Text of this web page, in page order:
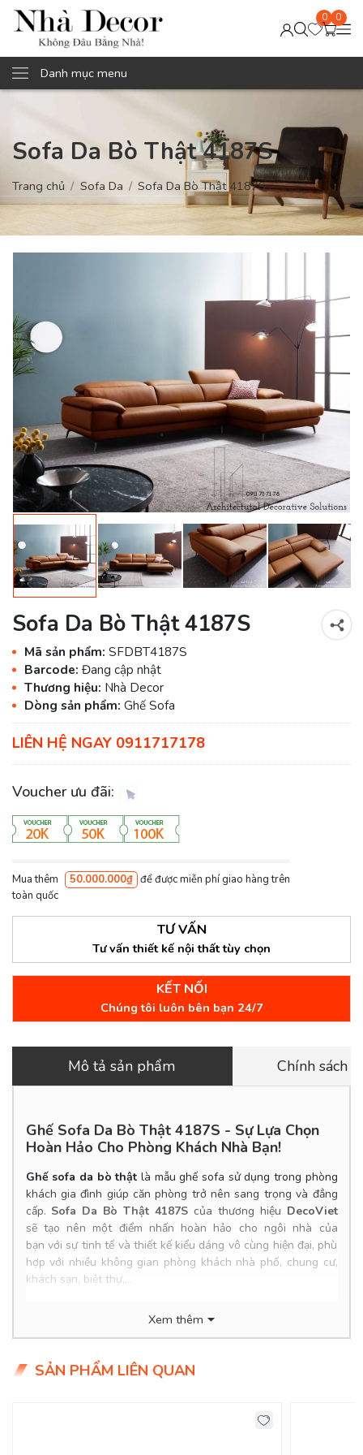
0 0
Danh mục menu
Sofa Da Bò Thật 4187S
Trang chủ Sofa Da Sofa Da Bò Thật 4187S
Sofa Da Bò Thật 4187S
Mã sản phẩm: SFDBT4187S
Barcode: Đang cập nhật
Thương hiệu: Nhà Decor
Dòng sản phẩm: Ghế Sofa
LIÊN HỆ NGAY 0911717178
Voucher ưu đãi:
Mua thêm 50.000.000₫ để được miễn phí giao hàng trên
toàn quốc
TƯ VẤN
Tư vấn thiết kế nội thất tùy chọn
KẾT NỐI
Chúng tôi luôn bên bạn 24/7
Mô tả sản phẩm Chính sách
Ghế Sofa Da Bò Thật 4187S - Sự Lựa Chọn
Hoàn Hảo Cho Phòng Khách Nhà Bạn!
Ghế sofa da bò thật là mẫu ghế sofa sử dụng trong phòng
khách gia đình giúp căn phòng trở nên sang trọng và đẳng
cấp. Sofa Da Bò Thật 4187Scủa thương hiệu DecoViet
sẽ tạo nên một điểm nhấn hoàn hảo cho ngôi nhà của
bạn với sự tinh tế và thiết kế kiểu dáng vô cùng hiện đại, phù
hợp với nhiều không gian phòng khách nhà phố, chung cư,
khách sạn, biệt thự,...
Kích thước: 2.5*1.7*0.85m
Khung ghế: Khung gỗ sồi
Xem thêm
SẢN PHẨM LIÊN QUAN